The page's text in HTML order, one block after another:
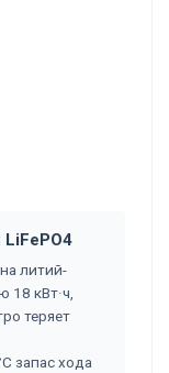
LiFePO4
литий-
18 кВт·ч,
теряет
запас хода